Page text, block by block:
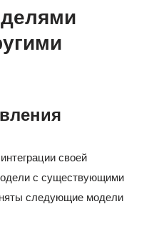
своей
с существующими
следующие модели